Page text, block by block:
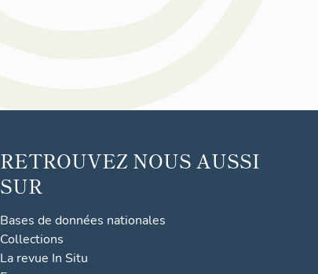
RETROUVEZ NOUS AUSSI
SUR
Bases de données nationales
Collections
La revue In Situ